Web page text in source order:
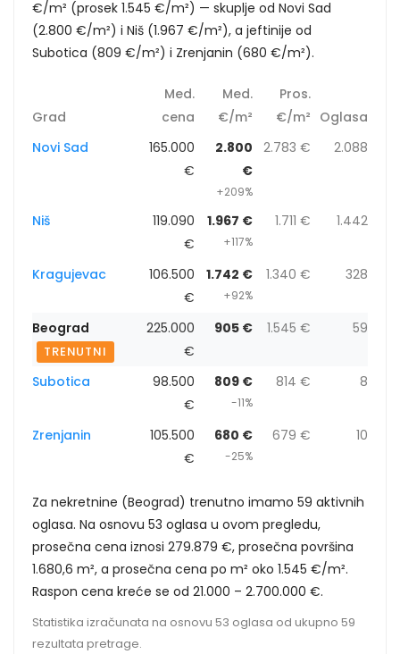
€/m² (prosek 1.545 €/m²) — skuplje od Novi Sad
(2.800 €/m²) i Niš (1.967 €/m²), a jeftinije od
Subotica (809 €/m²) i Zrenjanin (680 €/m²).
Grad
Med.
cena
Med.
€/m²
Pros.
€/m² Oglasa
Novi Sad
165.000
€
2.800
€
+209%
2.783 € 2.088
Niš
119.090
€
1.967 €
+117%
1.711 € 1.442
Kragujevac
106.500
€
1.742 €
+92%
1.340 € 328
Beograd
TRENUTNI
225.000
€
905 € 1.545 € 59
Subotica
98.500
€
809 €
-11%
814 € 8
Zrenjanin
105.500
€
680 €
-25%
679 € 10
Za nekretnine (Beograd) trenutno imamo 59 aktivnih
oglasa. Na osnovu 53 oglasa u ovom pregledu,
prosečna cena iznosi 279.879 €, prosečna površina
1.680,6 m², a prosečna cena po m² oko 1.545 €/m².
Raspon cena kreće se od 21.000 – 2.700.000 €.
Statistika izračunata na osnovu 53 oglasa od ukupno 59
rezultata pretrage.